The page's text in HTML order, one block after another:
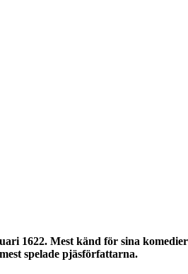
1622. Mest känd för sina
spelade pjäsförfattarna.